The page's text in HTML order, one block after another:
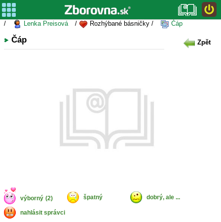
/ Lenka Preisová / Rozhýbané básničky / Čáp
Čáp Zpět
výborný (2) špatný dobrý, ale ...
nahlásit správci